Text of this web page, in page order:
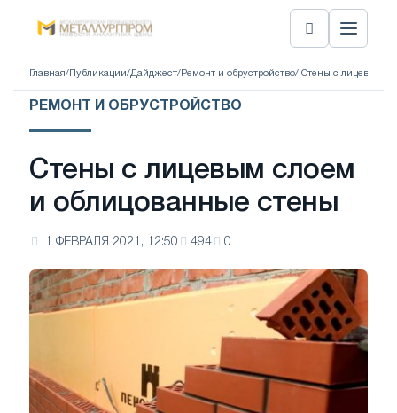
Главная/ Публикации/Дайджест/ Ремонт и обрустройство/ Стены с лицевым
РЕМОНТ И ОБРУСТРОЙСТВО
Стены с лицевым слоем
и облицованные стены
1 ФЕВРАЛЯ 2021, 12:50 494 0